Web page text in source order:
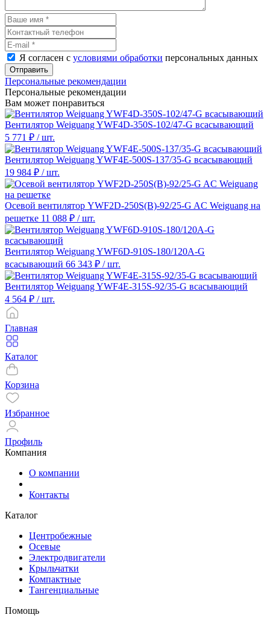
Я согласен с условиями обработки персональных данных
Отправить
Персональные рекомендации
Персональные рекомендации
Вам может понравиться
Вентилятор Weiguang YWF4D-350S-102/47-G всасывающий
5 771 ₽ / шт.
Вентилятор Weiguang YWF4E-500S-137/35-G всасывающий
19 984 ₽ / шт.
Осевой вентилятор YWF2D-250S(B)-92/25-G AC Weiguang на
решетке 11 088 ₽ / шт.
Вентилятор Weiguang YWF6D-910S-180/120A-G
всасывающий 66 343 ₽ / шт.
Вентилятор Weiguang YWF4E-315S-92/35-G всасывающий
4 564 ₽ / шт.
Главная
Каталог
Корзина
Избранное
Профиль
Компания
О компании
Контакты
Каталог
Центробежные
Осевые
Электродвигатели
Крыльчатки
Компактные
Тангенциальные
Помощь